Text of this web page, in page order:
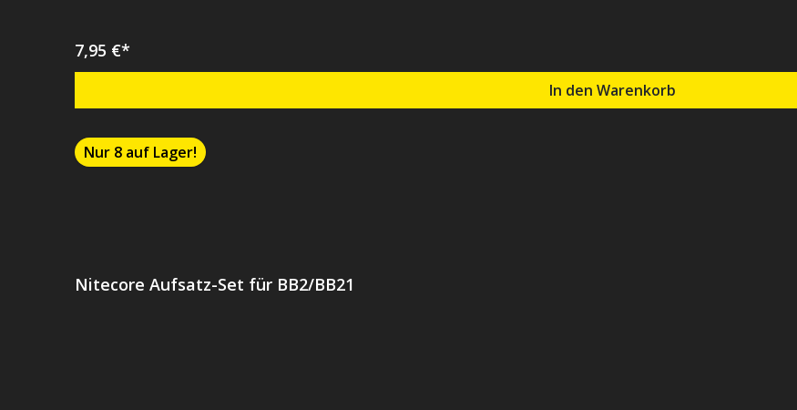
7,95 €*
In den Warenkorb
Nur 8 auf Lager!
Nitecore Aufsatz-Set für BB2/BB21